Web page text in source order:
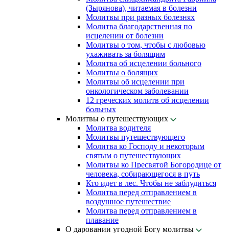
(Зырянова), читаемая в болезни
Молитвы при разных болезнях
Молитва благодарственная по
исцелении от болезни
Молитвы о том, чтобы с любовью
ухаживать за болящим
Молитва об исцелении больного
Молитвы о болящих
Молитвы об исцелении при
онкологическом заболевании
12 греческих молитв об исцелении
больных
Молитвы о путешествующих
Молитва водителя
Молитвы путешествующего
Молитва ко Господу и некоторым
святым о путешествующих
Молитвы ко Пресвятой Богородице от
человека, собирающегося в путь
Кто идет в лес. Чтобы не заблудиться
Молитва перед отправлением в
воздушное путешествие
Молитва перед отправлением в
плавание
О даровании угодной Богу молитвы